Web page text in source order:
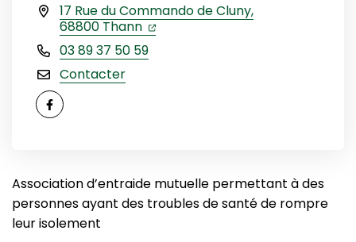
17 Rue du Commando de Cluny,
68800 Thann(ouverture dans un nouvel
(ouverture dans un nouvel
03 89 37 50 59
Contacter
Facebook
Association d’entraide mutuelle permettant à des
personnes ayant des troubles de santé de rompre
leur isolement